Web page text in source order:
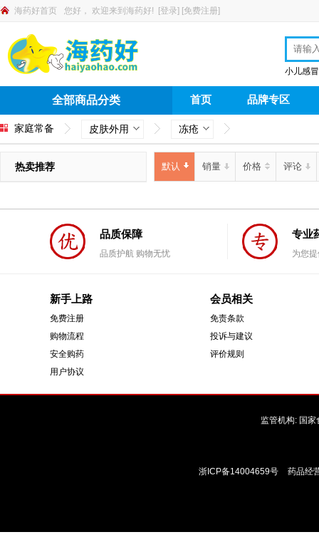
海药好首页 您好， 欢迎来到海药好! [登录] [免费注册]
小儿感冒
全部商品分类 首页 品牌专区
家庭常备 皮肤外用 冻疮
热卖推荐 默认 销量 价格 评论
品质保障
品质护航 购物无忧
专业
为您
新手上路
免费注册
购物流程
安全购药
用户协议
会员相关
免责条款
投诉与建议
评价规则
监管机构: 国家
浙ICP备14004659号 药品经